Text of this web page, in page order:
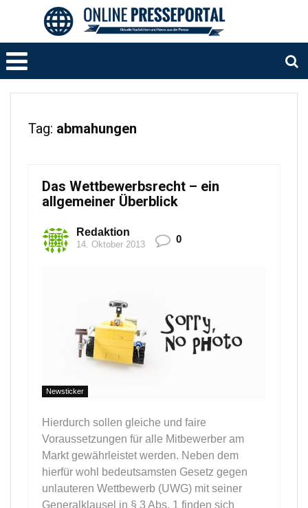
Tag: abmahungen
Das Wettbewerbsrecht – ein
allgemeiner Überblick
Redaktion
14. Oktober 2013 0
Newsticker
Hierdurch sollen gleiche und faire
Voraussetzungen für alle Mitbewerber am
Markt gewährleistet werden. Neben dem
hierfür wohl bedeutsamsten Gesetz gegen
unlauteren Wettbewerb (UWG) mit seiner
Generalklausel in § 3 Abs. 1 finden sich